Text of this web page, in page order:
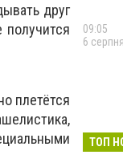
друг
плетётся
09:05
6 серпня
ТОП